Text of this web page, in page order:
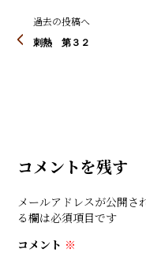
過去の投稿へ
刺熱 第３２
コメントを残す
メールアドレスが公開さ
る欄は必須項目です
コメント ※